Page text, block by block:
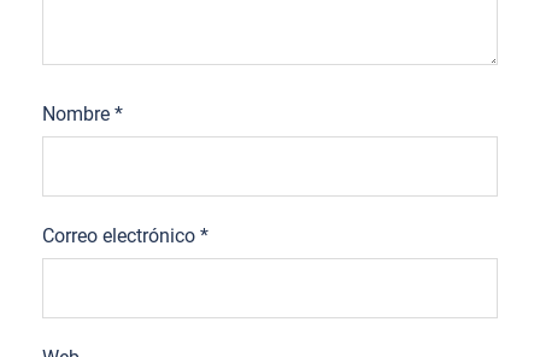
Nombre *
Correo electrónico *